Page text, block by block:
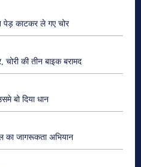
पेड़ काटकर ले गए चोर
चोरी की तीन बाइक बरामद
बो दिया धान
का जागरूकता अभियान